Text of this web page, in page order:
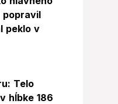
popravil
peklo v
Telo
hĺbke 186